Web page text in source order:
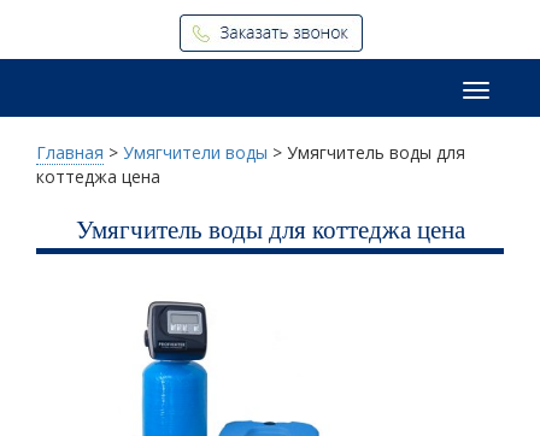
Меню
Главная > Умягчители воды > Умягчитель воды для
коттеджа цена
Умягчитель воды для коттеджа цена